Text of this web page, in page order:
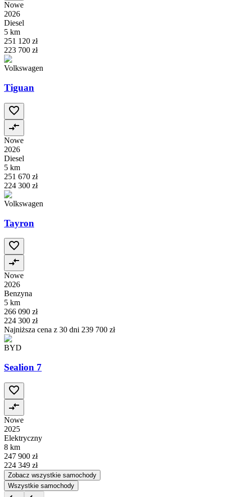
Nowe
2026
Diesel
5 km
251 120 zł
223 700 zł
Volkswagen
Tiguan
Nowe
2026
Diesel
5 km
251 670 zł
224 300 zł
Volkswagen
Tayron
Nowe
2026
Benzyna
5 km
266 090 zł
224 300 zł
Najniższa cena z 30 dni 239 700 zł
BYD
Sealion 7
Nowe
2025
Elektryczny
8 km
247 900 zł
224 349 zł
Zobacz wszystkie samochody
Wszystkie samochody